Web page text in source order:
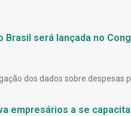
Brasil será lançada no
dos dados sobre despesas
empresários a se